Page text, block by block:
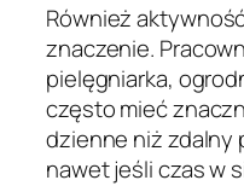
Również
znaczenie.
pielęgniarka,
często mieć
dzienne niż zdalny
nawet jeśli czas w